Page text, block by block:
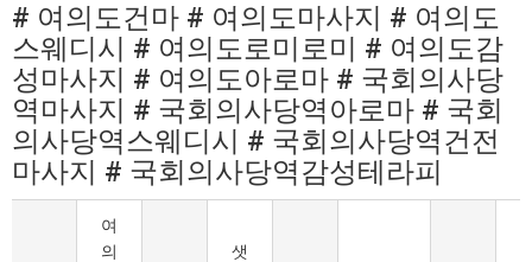
# 여의도건마 # 여의도마사지 # 여의도
스웨디시 # 여의도로미로미 # 여의도감
성마사지 # 여의도아로마 # 국회의사당
역마사지 # 국회의사당역아로마 # 국회
의사당역스웨디시 # 국회의사당역건전
마사지 # 국회의사당역감성테라피
여
의
샛